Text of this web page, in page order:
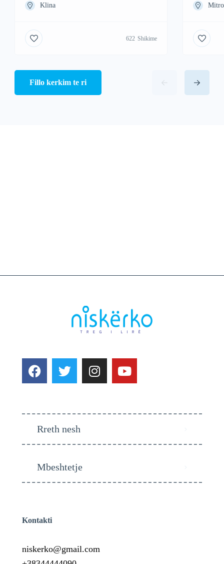
Klina
622 Shikime
Fillo kerkim te ri
Rreth nesh
Mbeshtetje
Kontakti
niskerko@gmail.com